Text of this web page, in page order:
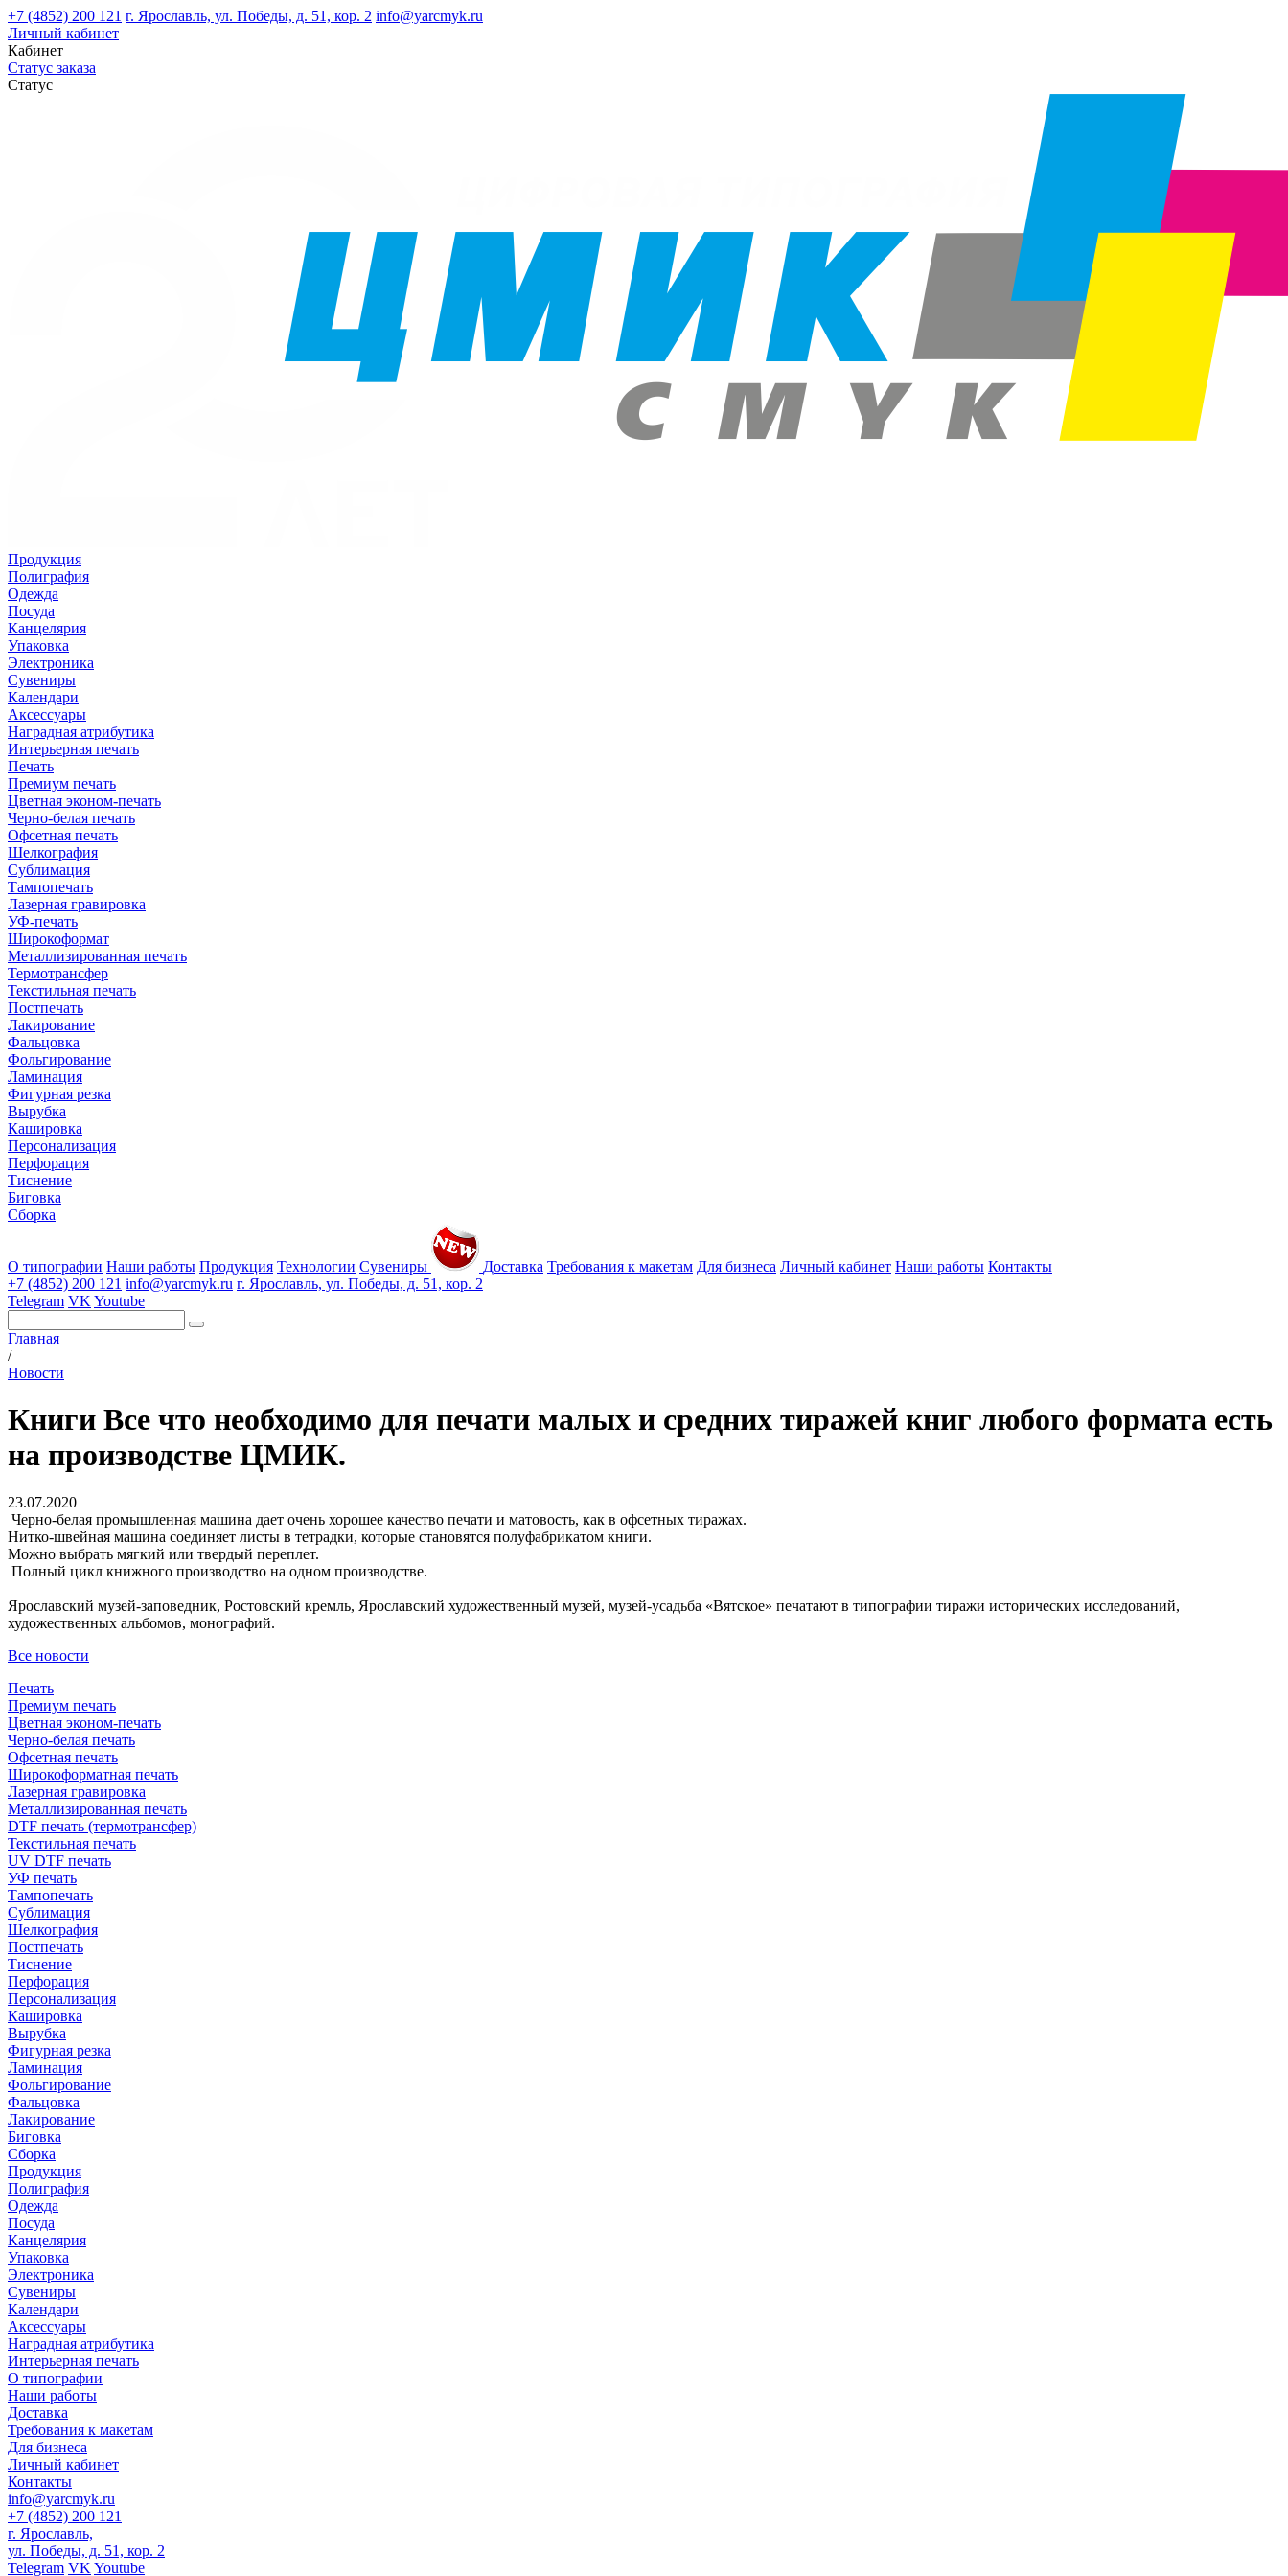
+7 (4852) 200 121 г. Ярославль, ул. Победы, д. 51, кор. 2 info@yarcmyk.ru
Личный кабинет
Кабинет
Статус заказа
Статус
Продукция
Полиграфия
Одежда
Посуда
Канцелярия
Упаковка
Электроника
Сувениры
Календари
Аксессуары
Наградная атрибутика
Интерьерная печать
Печать
Премиум печать
Цветная эконом-печать
Черно-белая печать
Офсетная печать
Шелкография
Сублимация
Тампопечать
Лазерная гравировка
УФ-печать
Широкоформат
Металлизированная печать
Термотрансфер
Текстильная печать
Постпечать
Лакирование
Фальцовка
Фольгирование
Ламинация
Фигурная резка
Вырубка
Кашировка
Персонализация
Перфорация
Тиснение
Биговка
Сборка
О типографии Наши работы Продукция Технологии Сувениры Доставка Требования к макетам Для бизнеса Личный кабинет Наши работы Контакты
+7 (4852) 200 121 info@yarcmyk.ru г. Ярославль, ул. Победы, д. 51, кор. 2
Telegram VK Youtube
Главная
/
Новости
Книги Все что необходимо для печати малых и средних тиражей книг любого формата есть
на производстве ЦМИК.
23.07.2020
Черно-белая промышленная машина дает очень хорошее качество печати и матовость, как в офсетных тиражах.
Нитко-швейная машина соединяет листы в тетрадки, которые становятся полуфабрикатом книги.
Можно выбрать мягкий или твердый переплет.
Полный цикл книжного производство на одном производстве.
Ярославский музей-заповедник, Ростовский кремль, Ярославский художественный музей, музей-усадьба «Вятское» печатают в типографии тиражи исторических исследований,
художественных альбомов, монографий.
Все новости
Печать
Премиум печать
Цветная эконом-печать
Черно-белая печать
Офсетная печать
Широкоформатная печать
Лазерная гравировка
Металлизированная печать
DTF печать (термотрансфер)
Текстильная печать
UV DTF печать
УФ печать
Тампопечать
Сублимация
Шелкография
Постпечать
Тиснение
Перфорация
Персонализация
Кашировка
Вырубка
Фигурная резка
Ламинация
Фольгирование
Фальцовка
Лакирование
Биговка
Сборка
Продукция
Полиграфия
Одежда
Посуда
Канцелярия
Упаковка
Электроника
Сувениры
Календари
Аксессуары
Наградная атрибутика
Интерьерная печать
О типографии
Наши работы
Доставка
Требования к макетам
Для бизнеса
Личный кабинет
Контакты
info@yarcmyk.ru
+7 (4852) 200 121
г. Ярославль,
ул. Победы, д. 51, кор. 2
Telegram VK Youtube